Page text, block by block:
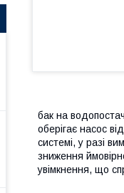
бак на
оберігає насос
системі, у разі
зниження
увімкнення, що